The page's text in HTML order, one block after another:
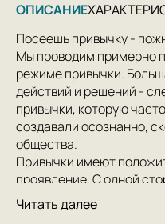
ОПИСАНИЕ
Посеешь привычку -
Мы проводим примерно
режиме привычки.
действий и решений -
привычки, которую
создавали осознанно,
общества.
Привычки имеют
проявление. С одной
время и энергию,
новые задачи. С другой,
Читать далее